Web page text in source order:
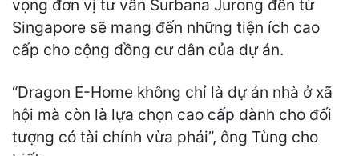
vọng đơn vị tư vấn Surbana Jurong đến từ
Singapore sẽ mang đến những tiện ích cao
cấp cho cộng đồng cư dân của dự án.
“Dragon E-Home không chỉ là dự án nhà ở xã
hội mà còn là lựa chọn cao cấp dành cho đối
tượng có tài chính vừa phải”, ông Tùng cho